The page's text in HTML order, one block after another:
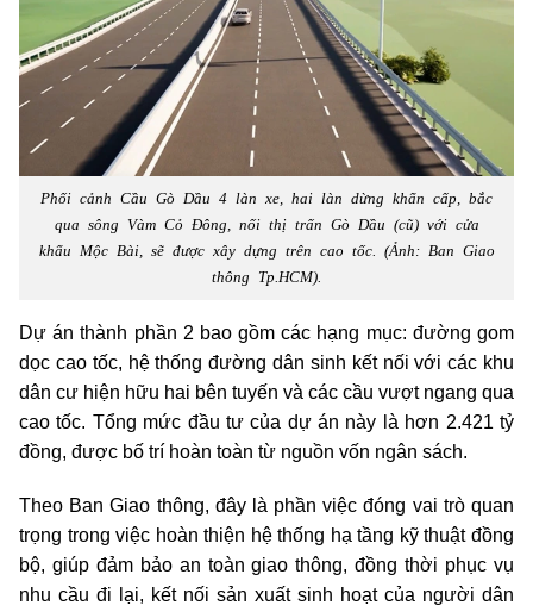
Phối cảnh Cầu Gò Dầu 4 làn xe, hai làn dừng khẩn cấp, bắc
qua sông Vàm Cỏ Đông, nối thị trấn Gò Dầu (cũ) với cửa
khẩu Mộc Bài, sẽ được xây dựng trên cao tốc. (Ảnh: Ban Giao
thông Tp.HCM).
Dự án thành phần 2 bao gồm các hạng mục: đường gom
dọc cao tốc, hệ thống đường dân sinh kết nối với các khu
dân cư hiện hữu hai bên tuyến và các cầu vượt ngang qua
cao tốc. Tổng mức đầu tư của dự án này là hơn 2.421 tỷ
đồng, được bố trí hoàn toàn từ nguồn vốn ngân sách.
Theo Ban Giao thông, đây là phần việc đóng vai trò quan
trọng trong việc hoàn thiện hệ thống hạ tầng kỹ thuật đồng
bộ, giúp đảm bảo an toàn giao thông, đồng thời phục vụ
nhu cầu đi lại, kết nối sản xuất sinh hoạt của người dân